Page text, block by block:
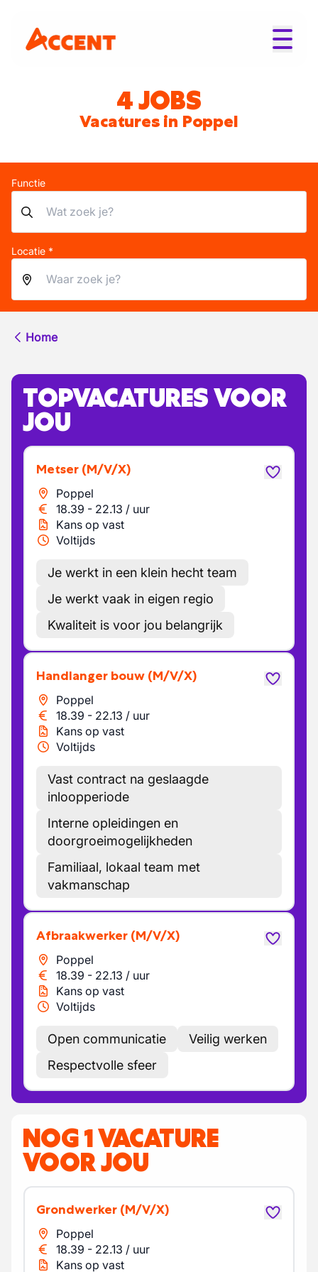
4 JOBS
Vacatures in Poppel
Functie
Locatie *
Home
TOPVACATURES VOOR
JOU
Metser (M/V/X)
Poppel
18.39 - 22.13 / uur
Kans op vast
Voltijds
Je werkt in een klein hecht team
Je werkt vaak in eigen regio
Kwaliteit is voor jou belangrijk
Handlanger bouw (M/V/X)
Poppel
18.39 - 22.13 / uur
Kans op vast
Voltijds
Vast contract na geslaagde
inloopperiode
Interne opleidingen en
doorgroeimogelijkheden
Familiaal, lokaal team met
vakmanschap
Afbraakwerker (M/V/X)
Poppel
18.39 - 22.13 / uur
Kans op vast
Voltijds
Open communicatie
Veilig werken
Respectvolle sfeer
NOG 1 VACATURE
VOOR JOU
Grondwerker (M/V/X)
Poppel
18.39 - 22.13 / uur
Kans op vast